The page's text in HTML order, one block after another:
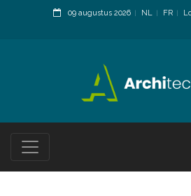
09 augustus 2026 NL FR